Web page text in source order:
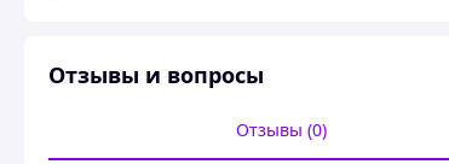
Количество чашек
Отзывы и вопросы
Отзывы (0)